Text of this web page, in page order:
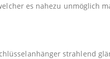
es nahezu unmöglich
strahlend